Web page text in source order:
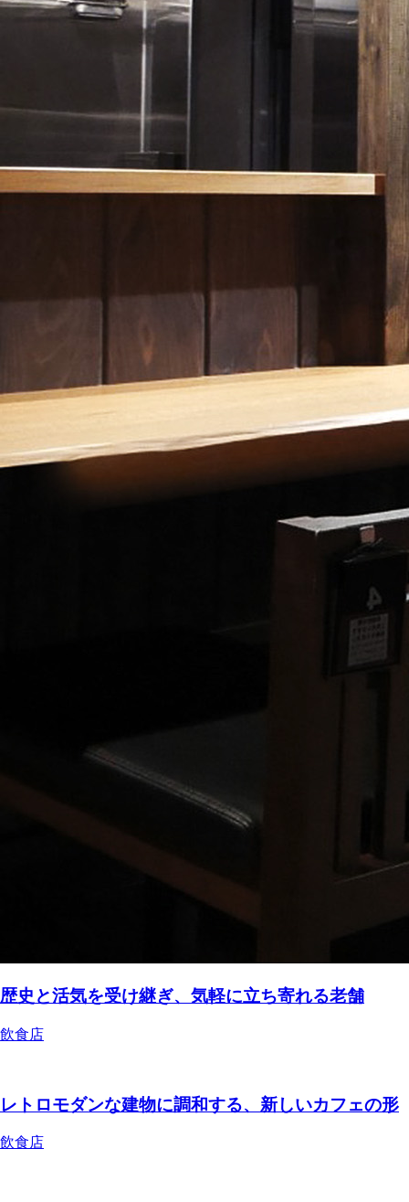
歴史と活気を受け継ぎ、気軽に立ち寄れる老舗
飲食店
レトロモダンな建物に調和する、新しいカフェの形
飲食店